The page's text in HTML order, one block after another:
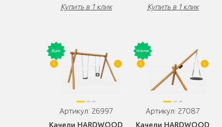
Купить в 1 клик Купить в 1 клик
Артикул: 26997
Качели HARDWOOD
Артикул: 27087
Качели HARDWOOD